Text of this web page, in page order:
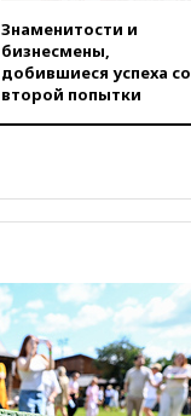
Знаменитости и
бизнесмены,
добившиеся успеха со
второй попытки